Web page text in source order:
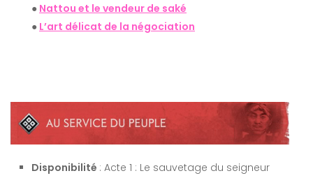
● Nattou et le vendeur de saké
● L’art délicat de la négociation
Disponibilité : Acte 1 : Le sauvetage du seigneur